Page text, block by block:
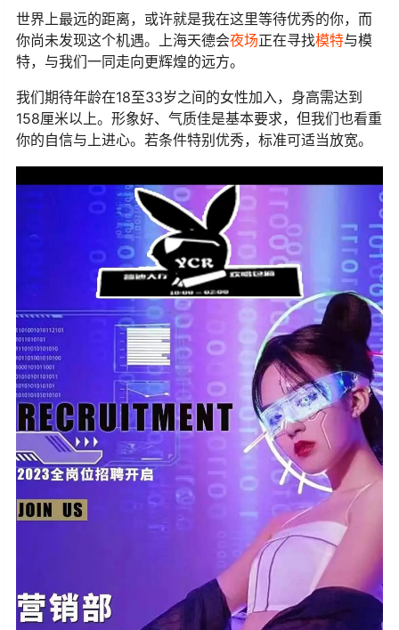
世界上最远的距离，或许就是我在这里等待优秀的你，而
你尚未发现这个机遇。上海天德会夜场正在寻找模特与模
特，与我们一同走向更辉煌的远方。
我们期待年龄在18至33岁之间的女性加入，身高需达到
158厘米以上。形象好、气质佳是基本要求，但我们也看重
你的自信与上进心。若条件特别优秀，标准可适当放宽。